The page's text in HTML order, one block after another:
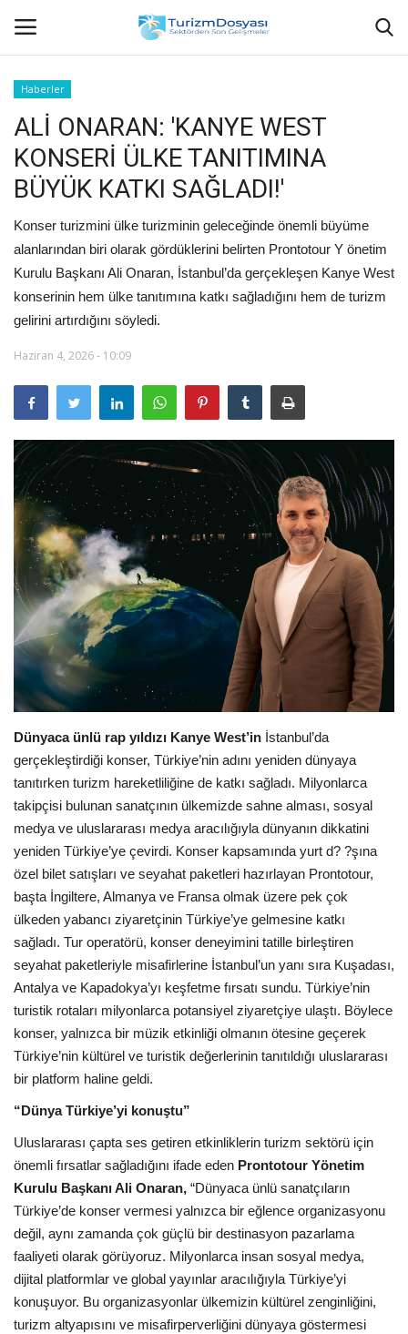
Anasayfa
Bize Ulaşın
Künye
Halil ÖNCÜ kimdir?
Haberler
Görüntülü
Araştırma - İnceleme
Lezzet Durakları
Röportajlar
Gezi - Yorum
Sizlerden Gelenler
Yorumlar
Video Tanıtım
Köşe Yazarları
Galeri
Haberler
ALİ ONARAN: 'KANYE WEST
KONSERİ ÜLKE TANITIMINA
BÜYÜK KATKI SAĞLADI!'
Konser turizmini ülke turizminin geleceğinde önemli büyüme
alanlarından biri olarak gördüklerini belirten Prontotour Y önetim
Kurulu Başkanı Ali Onaran, İstanbul’da gerçekleşen Kanye West
konserinin hem ülke tanıtımına katkı sağladığını hem de turizm
gelirini artırdığını söyledi.
Haziran 4, 2026 - 10:09
Dünyaca ünlü rap yıldızı Kanye West’in İstanbul’da
gerçekleştirdiği konser, Türkiye’nin adını yeniden dünyaya
tanıtırken turizm hareketliliğine de katkı sağladı. Milyonlarca
takipçisi bulunan sanatçının ülkemizde sahne alması, sosyal
medya ve uluslararası medya aracılığıyla dünyanın dikkatini
yeniden Türkiye’ye çevirdi. Konser kapsamında yurt d? ?şına
özel bilet satışları ve seyahat paketleri hazırlayan Prontotour,
başta İngiltere, Almanya ve Fransa olmak üzere pek çok
ülkeden yabancı ziyaretçinin Türkiye’ye gelmesine katkı
sağladı. Tur operatörü, konser deneyimini tatille birleştiren
seyahat paketleriyle misafirlerine İstanbul’un yanı sıra Kuşadası,
Antalya ve Kapadokya’yı keşfetme fırsatı sundu. Türkiye’nin
turistik rotaları milyonlarca potansiyel ziyaretçiye ulaştı. Böylece
konser, yalnızca bir müzik etkinliği olmanın ötesine geçerek
Türkiye’nin kültürel ve turistik değerlerinin tanıtıldığı uluslararası
bir platform haline geldi.
“Dünya Türkiye’yi konuştu”
Uluslararası çapta ses getiren etkinliklerin turizm sektörü için
önemli fırsatlar sağladığını ifade eden Prontotour Yönetim
Kurulu Başkanı Ali Onaran, “Dünyaca ünlü sanatçıların
Türkiye’de konser vermesi yalnızca bir eğlence organizasyonu
değil, aynı zamanda çok güçlü bir destinasyon pazarlama
faaliyeti olarak görüyoruz. Milyonlarca insan sosyal medya,
dijital platformlar ve global yayınlar aracılığıyla Türkiye’yi
konuşuyor. Bu organizasyonlar ülkemizin kültürel zenginliğini,
turizm altyapısını ve misafirperverliğini dünyaya göstermesi